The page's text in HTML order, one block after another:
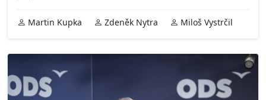
Martin Kupka Zdeněk Nytra Miloš Vystrčil